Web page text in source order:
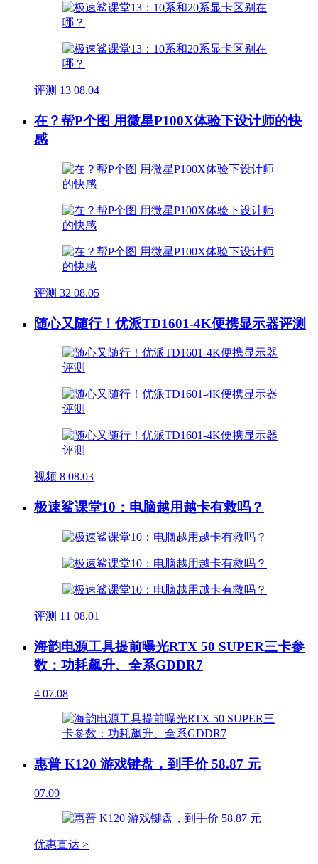
评测 13 08.04
在？帮P个图 用微星P100X体验下设计师的快
感
评测 32 08.05
随心又随行！优派TD1601-4K便携显示器评测
视频 8 08.03
极速鲨课堂10：电脑越用越卡有救吗？
评测 11 08.01
海韵电源工具提前曝光RTX 50 SUPER三卡参
数：功耗飙升、全系GDDR7
4 07.08
惠普 K120 游戏键盘，到手价 58.87 元
07.09
优惠直达 >